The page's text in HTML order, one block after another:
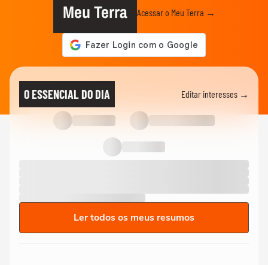
Meu Terra Acessar o Meu Terra →
O ESSENCIAL DO DIA Editar interesses →
Ler todos os meus resumos